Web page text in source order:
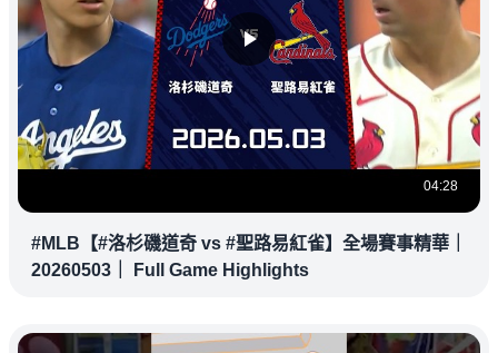
04:28
#MLB【#洛杉磯道奇 vs #聖路易紅雀】全場賽事精華｜
20260503｜ Full Game Highlights